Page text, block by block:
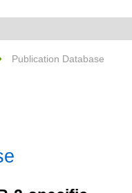
Publication Database